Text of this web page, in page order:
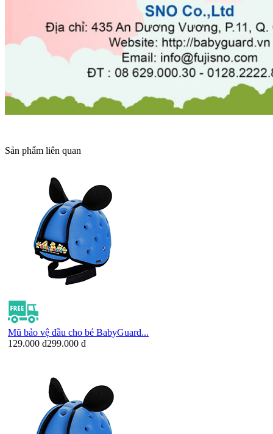
Sản phẩm liên quan
Mũ bảo vệ đầu cho bé BabyGuard...
129.000 đ299.000 đ